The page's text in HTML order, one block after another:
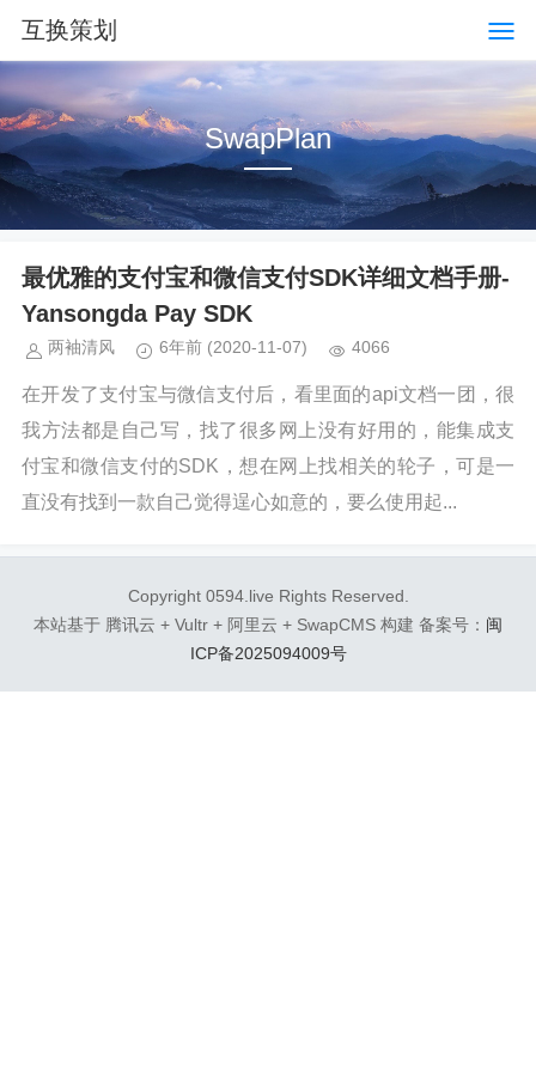
互换策划
SwapPlan
最优雅的支付宝和微信支付SDK详细文档手册-
Yansongda Pay SDK
两袖清风 6年前 (2020-11-07) 4066
在开发了支付宝与微信支付后，看里面的api文档一团，很
我方法都是自己写，找了很多网上没有好用的，能集成支
付宝和微信支付的SDK，想在网上找相关的轮子，可是一
直没有找到一款自己觉得逞心如意的，要么使用起...
Copyright 0594.live Rights Reserved.
本站基于 腾讯云 + Vultr + 阿里云 + SwapCMS 构建 备案号： 闽
ICP备2025094009号